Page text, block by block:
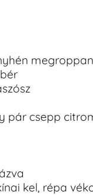
pár csepp
kel, répa